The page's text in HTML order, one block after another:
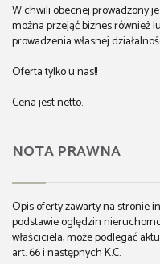
W chwili obecnej prowadzony
można przejąć biznes również
prowadzenia własnej
Oferta tylko u nas!!
Cena jest netto.
NOTA PRAWNA
Opis oferty zawarty na stronie
podstawie oględzin
właściciela, może podlegać
art. 66 i następnych K.C.